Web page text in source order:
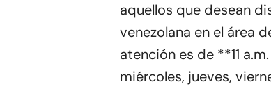
aquellos que desean
venezolana en el área
atención es de **11
miércoles, jueves,